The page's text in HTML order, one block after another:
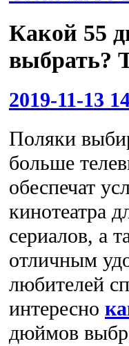
Какой 55
выбрать?
2019-11-13
Поляки
больше
обеспечат
кинотеатра
сериалов, а
отличным
любителей
интересно
дюймов